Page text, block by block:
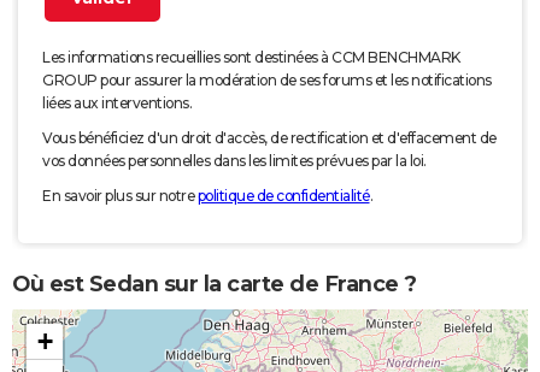
Les informations recueillies sont destinées à CCM BENCHMARK
GROUP pour assurer la modération de ses forums et les notifications
liées aux interventions.
Vous bénéficiez d'un droit d'accès, de rectification et d'effacement de
vos données personnelles dans les limites prévues par la loi.
En savoir plus sur notrepolitique de confidentialité.
Où est Sedan sur la carte de France ?
+